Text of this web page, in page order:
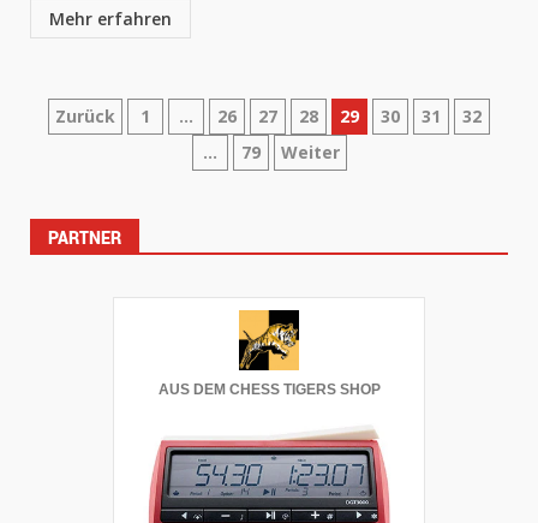
Mehr erfahren
Seitennummerierung
Beiträge
Zurück 1 … 26 27 28 29 30 31
32
…
79 Weiter
PARTNER
AUS DEM CHESS TIGERS SHOP